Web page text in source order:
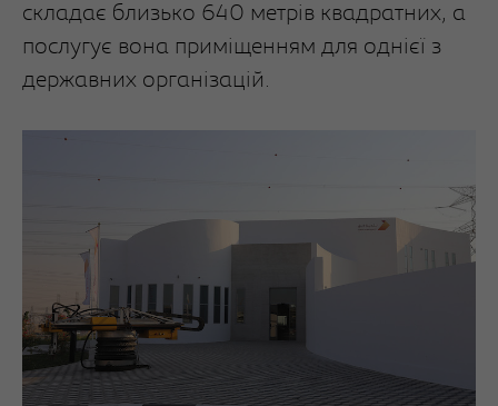
складає близько 640 метрів квадратних, а
послугує вона приміщенням для однієї з
державних організацій.